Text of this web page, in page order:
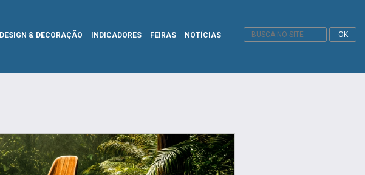
DESIGN & DECORAÇÃO INDICADORES FEIRAS NOTÍCIAS